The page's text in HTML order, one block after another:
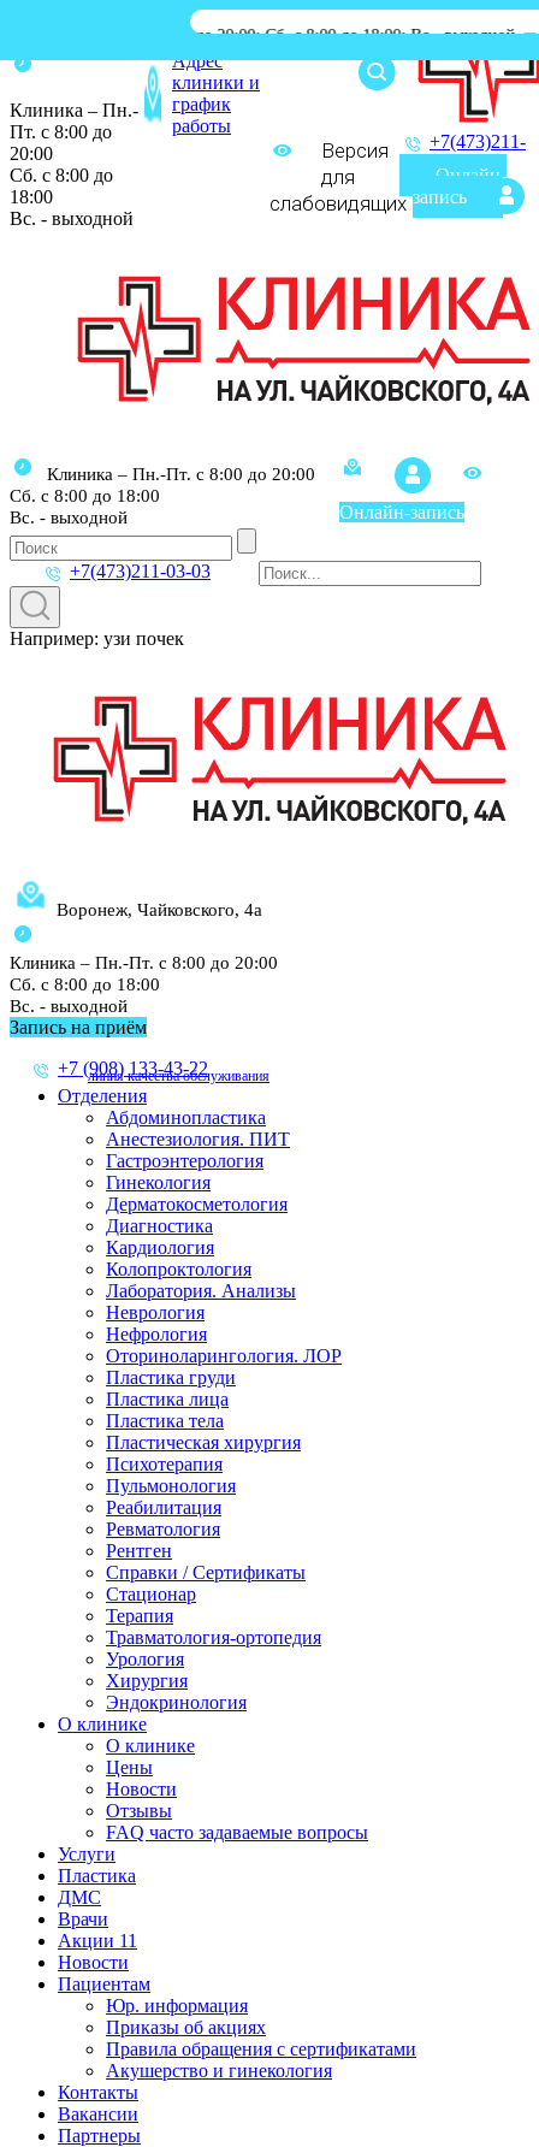
Пт. с 8:00 до 20:00; Сб. с 8:00 до 18:00; Вс.- выходной |
Клиника – Пн.-
Пт. с 8:00 до
20:00
Сб. с 8:00 до
18:00
Вс. - выходной
Адрес
клиники и
график
работы
Версия
для
слабовидящих
+7(473)211-
Онлайн-
запись
Клиника – Пн.-Пт. с 8:00 до 20:00
Сб. с 8:00 до 18:00
Вс. - выходной
Онлайн-запись
+7(473)211-03-03
Например: узи почек
Воронеж, Чайковского, 4а
Клиника – Пн.-Пт. с 8:00 до 20:00
Сб. с 8:00 до 18:00
Вс. - выходной
Запись на приём
+7 (908) 133-43-22
линия качества обслуживания
Отделения
Абдоминопластика
Анестезиология. ПИТ
Гастроэнтерология
Гинекология
Дерматокосметология
Диагностика
Кардиология
Колопроктология
Лаборатория. Анализы
Неврология
Нефрология
Оториноларингология. ЛОР
Пластика груди
Пластика лица
Пластика тела
Пластическая хирургия
Психотерапия
Пульмонология
Реабилитация
Ревматология
Рентген
Справки / Сертификаты
Стационар
Терапия
Травматология-ортопедия
Урология
Хирургия
Эндокринология
О клинике
О клинике
Цены
Новости
Отзывы
FAQ часто задаваемые вопросы
Услуги
Пластика
ДМС
Врачи
Акции 11
Новости
Пациентам
Юр. информация
Приказы об акциях
Правила обращения с сертификатами
Акушерство и гинекология
Контакты
Вакансии
Партнеры